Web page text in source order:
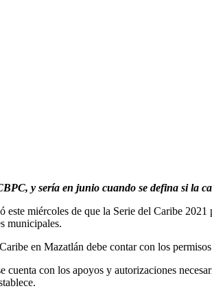
y sería en junio cuando se defina si la
miércoles de que la Serie del Caribe
municipales.
en Mazatlán debe contar con los
con los apoyos y autorizaciones